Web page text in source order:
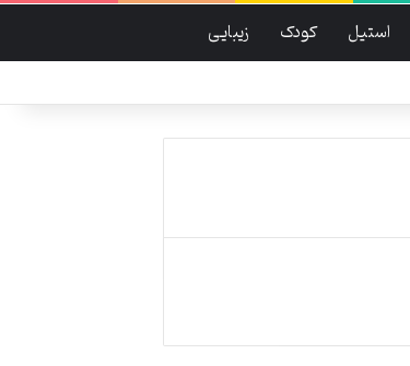
استیل کودک زیبایی